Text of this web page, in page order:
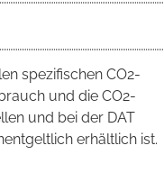
spezifischen CO2-
und die CO2-
und bei der DAT
erhältlich ist.